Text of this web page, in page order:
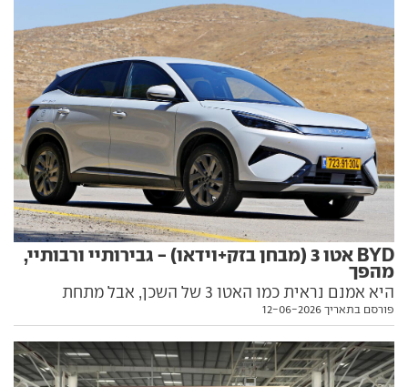
BYD אטו 3 (מבחן בזק+וידאו) - גבירותיי ורבותיי,
מהפך
היא אמנם נראית כמו האטו 3 של השכן, אבל מתחת
לעיצוב המוכר מסתתרת מכונית שונה בתכלית. כיצד
של 2026, והאם השינויים שעבר מסייעים לו? התשובות
בפנים
פורסם בתאריך 12-06-2026